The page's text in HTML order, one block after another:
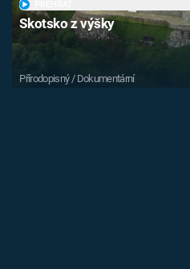
Skotsko z výšky
Přírodopisný / Dokumentární